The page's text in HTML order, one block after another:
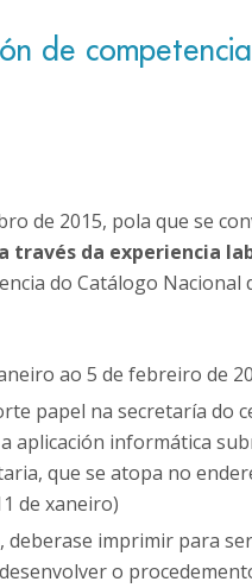
de
de 2015, pola que se
través da experiencia
do Catálogo Nacional
ao 5 de febreiro de
papel na secretaría do
aplicación infor­mática
que se atopa no
de xaneiro)
deberase imprimir para
o